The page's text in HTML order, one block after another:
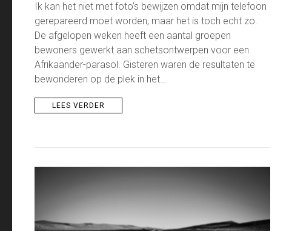
Ik kan het niet met foto’s bewijzen omdat mijn telefoon
gerepareerd moet worden, maar het is toch echt zo.
De afgelopen weken heeft een aantal groepen
bewoners gewerkt aan schetsontwerpen voor een
Afrikaander-parasol. Gisteren waren de resultaten te
bewonderen op de plek in het…
LEES VERDER